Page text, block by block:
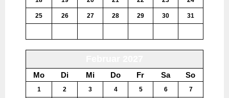
25 26 27 28 29 30 31
Mo Di Mi Do Fr Sa So
1 2 3 4 5 6 7